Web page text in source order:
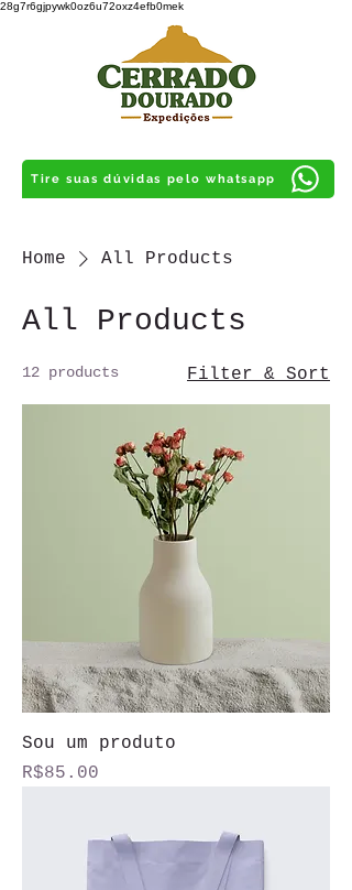
28g7r6gjpywk0oz6u72oxz4efb0mek
Tire suas dúvidas pelo whatsapp
Home All Products
All Products
12 products Filter & Sort
Sou um produto
Price
R$85.00